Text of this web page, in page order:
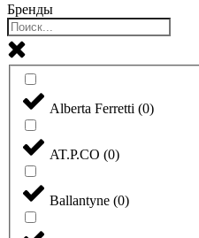
Бренды
Alberta Ferretti (0)
AT.P.CO (0)
Ballantyne (0)